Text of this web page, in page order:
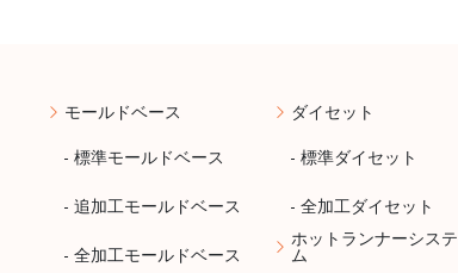
モールドベース
- 標準モールドベース
- 追加工モールドベース
- 全加工モールドベース
ダイセット
- 標準ダイセット
- 全加工ダイセット
ホットランナーシステ
ム